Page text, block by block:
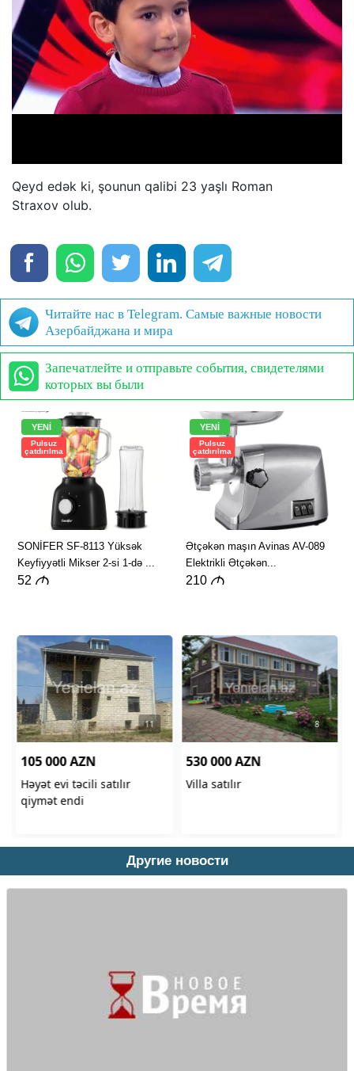
Qeyd edək ki, şounun qalibi 23 yaşlı Roman
Straxov olub.
Читайте нас в Telegram. Самые важные новости
Азербайджана и мира
Запечатлейте и отправьте события, свидетелями
которых вы были
Другие новости